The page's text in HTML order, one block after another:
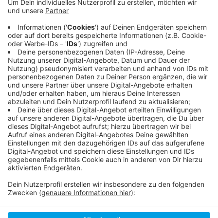
Johannes-Rau Platz, Hauptbahnhof und der
Königsallee kam es daher zeitweise zu
Straßensperrungen und Staus. Auf der Friedrich-Ebert-
Straße demonstrierten zeitgleich Kurdinnen und
Kurden für die Freilassung von Ex-PKK-Führer Öcalan.
Eine zweite Demo gegen die Corona-Politik in
Deutschland startete gestern (9. April 2022) am
Burgplatz.
Anzeige
Anzeige